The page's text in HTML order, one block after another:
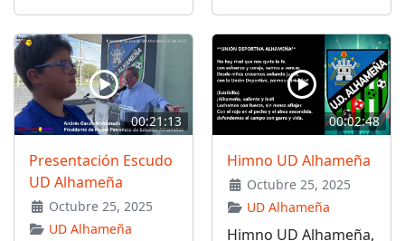
00:21:13
Presentación Escudo
UD Alhameña
Octubre 25, 2025
UD Alhameña
00:02:48
Himno UD Alhameña
Octubre 25, 2025
UD Alhameña
Himno UD Alhameña,